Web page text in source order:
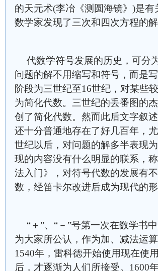
的天元术(李冶《测圆海镜》)是
数学家发现了三次和四次方程的解
代数学符号发展的历史，可分
问题的解不用缩写和符号，而是
阶段为三世纪至16世纪，对某些
为简化代数。三世纪的丢番图的
创了简化代数。然而此后文字叙
还十分普通地存在了好几百年，
世纪以后，对问题的解多半表现
现的内容没有什么明显的联系，
法入门》，对符号代数的发展有
数，经笛卡尔改进后成为现代的形
“＋”、“－”号第一次在数学书
为大家所公认，作为加、减法运
1540年，雷科德开始使用现在使
后，才逐渐为人们所接受。1600